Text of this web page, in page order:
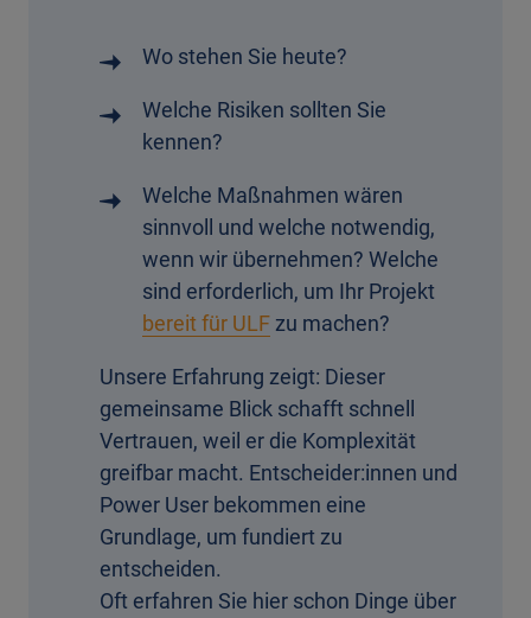
Wo stehen Sie heute?
Welche Risiken sollten Sie
kennen?
Welche Maßnahmen wären
sinnvoll und welche notwendig,
wenn wir übernehmen? Welche
sind erforderlich, um Ihr Projekt
bereit für ULF zu machen?
Unsere Erfahrung zeigt: Dieser
gemeinsame Blick schafft schnell
Vertrauen, weil er die Komplexität
greifbar macht. Entscheider:innen und
Power User bekommen eine
Grundlage, um fundiert zu
entscheiden.
Oft erfahren Sie hier schon Dinge über